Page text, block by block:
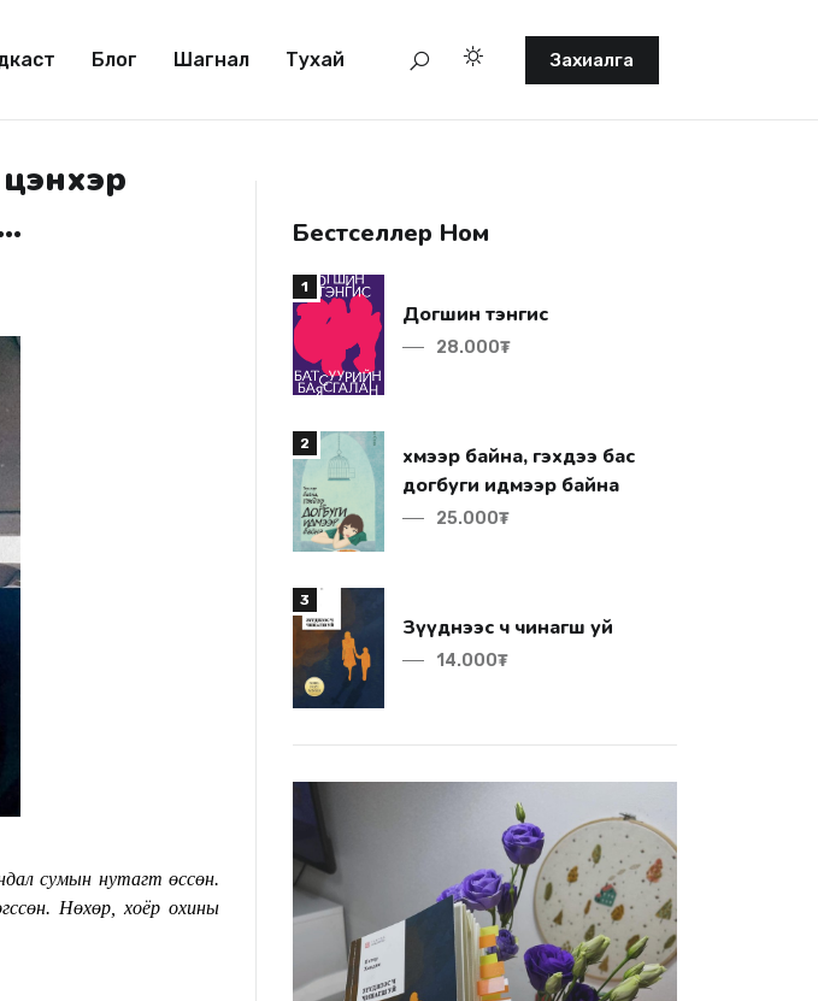
Блог Шагнал Тухай Захиалга
Нөхөр, хоёр охины
Бестселлер Ном
1
Догшин тэнгис
28.000₮
2
догбуги идмээр байна
25.000₮
3
Зүүднээс ч чинагш уй
14.000₮